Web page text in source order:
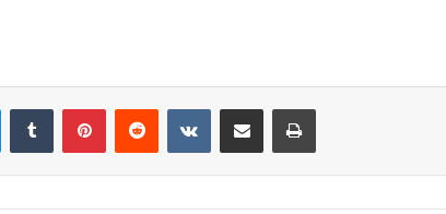
LinkedInTumblr PinterestReddit VKontakteShare via Email Print